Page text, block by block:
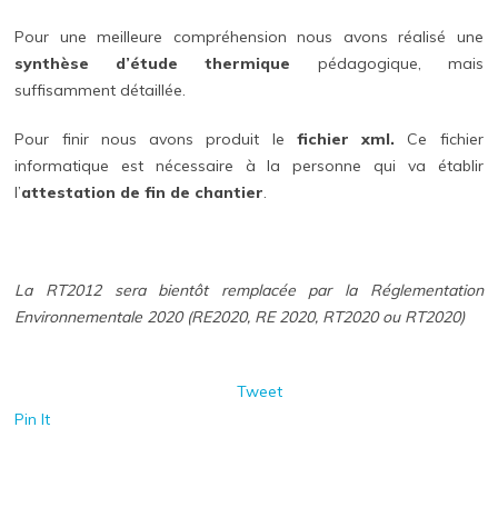
Pour une meilleure compréhension nous avons réalisé une
synthèse d’étude thermique pédagogique, mais
suffisamment détaillée.
Pour finir nous avons produit le fichier xml. Ce fichier
informatique est nécessaire à la personne qui va établir
l’attestation de fin de chantier.
La RT2012 sera bientôt remplacée par la Réglementation
Environnementale 2020 (RE2020, RE 2020, RT2020 ou RT2020)
Tweet
Pin It